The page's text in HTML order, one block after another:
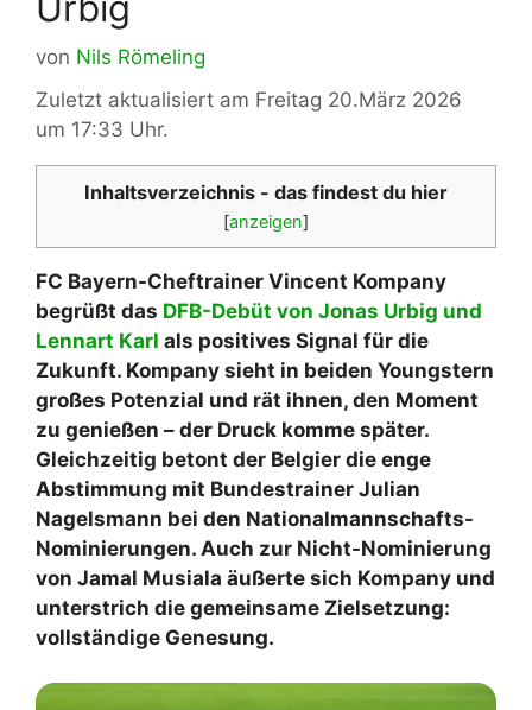
von Nils Römeling
Zuletzt aktualisiert am Freitag 20.März 2026
um 17:33 Uhr.
Inhaltsverzeichnis - das findest du hier
[anzeigen]
FC Bayern-Cheftrainer Vincent Kompany
begrüßt das DFB-Debüt von Jonas Urbig und
Lennart Karl als positives Signal für die
Zukunft. Kompany sieht in beiden Youngstern
großes Potenzial und rät ihnen, den Moment
zu genießen – der Druck komme später.
Gleichzeitig betont der Belgier die enge
Abstimmung mit Bundestrainer Julian
Nagelsmann bei den Nationalmannschafts-
Nominierungen. Auch zur Nicht-Nominierung
von Jamal Musiala äußerte sich Kompany und
unterstrich die gemeinsame Zielsetzung:
vollständige Genesung.